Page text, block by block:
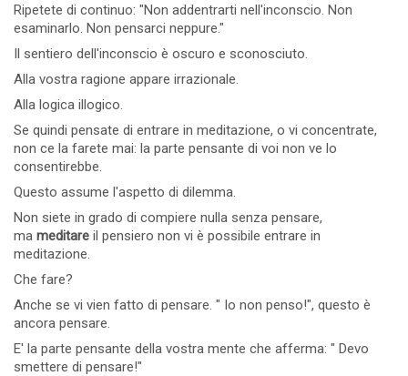
Ripetete di continuo: "Non addentrarti nell'inconscio. Non
esaminarlo. Non pensarci neppure."
Il sentiero dell'inconscio è oscuro e sconosciuto.
Alla vostra ragione appare irrazionale.
Alla logica illogico.
Se quindi pensate di entrare in meditazione, o vi concentrate,
non ce la farete mai: la parte pensante di voi non ve lo
consentirebbe.
Questo assume l'aspetto di dilemma.
Non siete in grado di compiere nulla senza pensare,
ma meditare il pensiero non vi è possibile entrare in
meditazione.
Che fare?
Anche se vi vien fatto di pensare. " Io non penso!", questo è
ancora pensare.
E' la parte pensante della vostra mente che afferma: " Devo
smettere di pensare!"